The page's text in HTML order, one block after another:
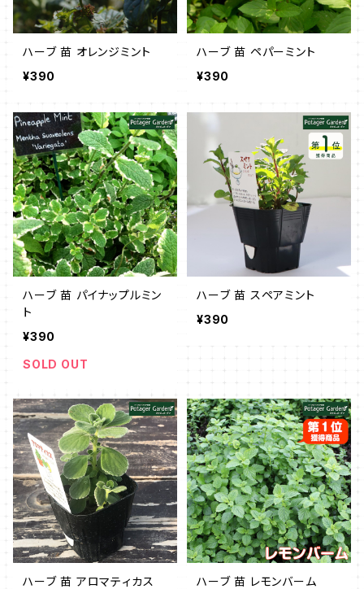
ハーブ 苗 オレンジミント
¥390
ハーブ 苗 ペパーミント
¥390
ハーブ 苗 パイナップルミン
ト
¥390
SOLD OUT
ハーブ 苗 スペアミント
¥390
ハーブ 苗 アロマティカス
ハーブ 苗 レモンバーム